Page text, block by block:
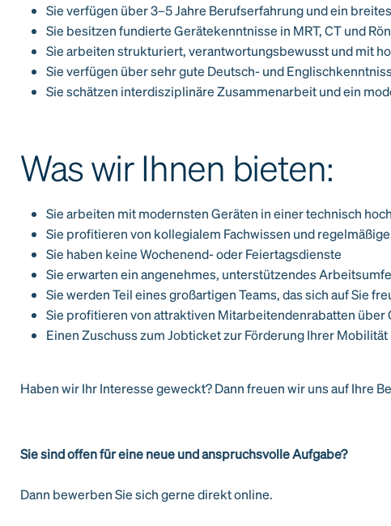
Sie verfügen über 3–5 Jahre Berufserfahrung und ein
Sie besitzen fundierte Gerätekenntnisse in MRT, CT und
Sie arbeiten strukturiert, verantwortungsbewusst und mit
Sie verfügen über sehr gute Deutsch- und
Sie schätzen interdisziplinäre Zusammenarbeit und ein
Was wir Ihnen bieten:
Sie arbeiten mit modernsten Geräten in einer technisch
Sie profitieren von kollegialem Fachwissen und
Sie haben keine Wochenend- oder Feiertagsdienste
Sie erwarten ein angenehmes, unterstützendes
Sie werden Teil eines großartigen Teams, das sich auf Sie
Sie profitieren von attraktiven Mitarbeitendenrabatten über
Einen Zuschuss zum Jobticket zur Förderung Ihrer Mobilität
Haben wir Ihr Interesse geweckt? Dann freuen wir uns auf Ihre
Sie sind offen für eine neue und anspruchsvolle Aufgabe?
Dann bewerben Sie sich gerne direkt online.